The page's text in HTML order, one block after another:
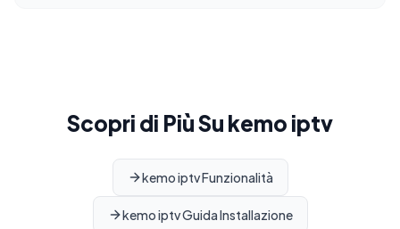
Scopri di Più Su kemo iptv
kemo iptv Funzionalità
kemo iptv Guida Installazione